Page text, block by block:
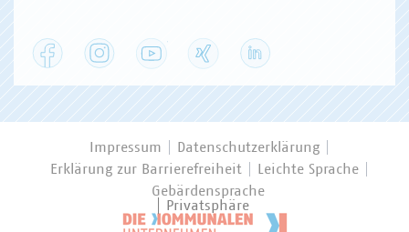
Facebook Instagram YouTube
Impressum
Datenschutzerklärung
Erklärung zur Barrierefreiheit
Leichte Sprache
Gebärdensprache
Privatsphäre